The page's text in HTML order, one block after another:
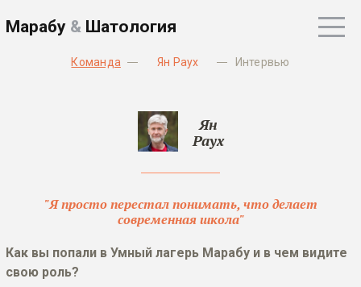
Марабу & Шатология
Команда Ян Раух Интервью
Ян
Раух
"Я просто перестал понимать, что делает
современная школа"
Как вы попали в Умный лагерь Марабу и в чем видите
свою роль?